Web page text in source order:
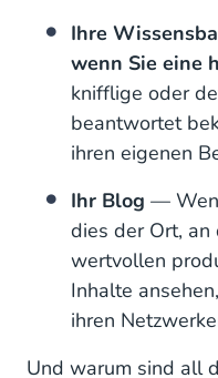
Ihre
wenn Sie eine
knifflige oder
beantwortet
ihren eigenen
Ihr Blog —
dies der Ort,
wertvollen
Inhalte
ihren
Und warum sind all